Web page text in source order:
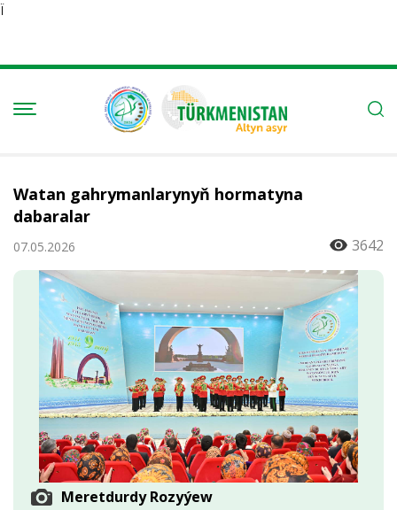
Ï
Watan gahrymanlarynyň hormatyna
dabaralar
07.05.2026 3642
Meretdurdy Rozyýew